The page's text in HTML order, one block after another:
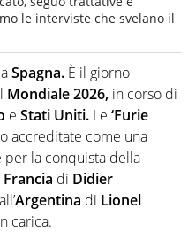
le interviste che svelano il
Spagna. È il giorno
Mondiale 2026, in corso di
e Stati Uniti. Le ‘Furie
accreditate come una
la conquista della
Francia di Didier
Argentina di Lionel
carica.